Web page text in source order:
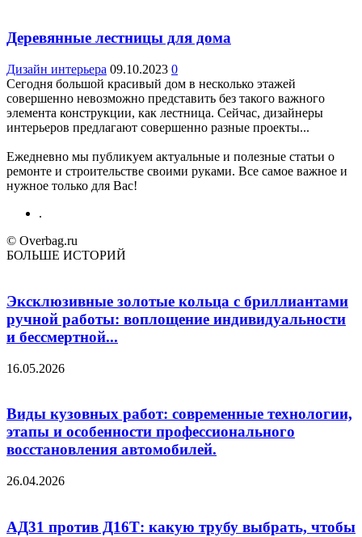
Деревянные лестницы для дома
Дизайн интерьера 09.10.2023 0
Сегодня большой красивый дом в несколько этажей
совершенно невозможно представить без такого важного
элемента конструкции, как лестница. Сейчас, дизайнеры
интерьеров предлагают совершенно разные проекты...
Ежедневно мы публикуем актуальные и полезные статьи о
ремонте и строительстве своими руками. Все самое важное и
нужное только для Вас!
.
© Overbag.ru
БОЛЬШЕ ИСТОРИЙ
Эксклюзивные золотые кольца с бриллиантами
ручной работы: воплощение индивидуальности
и бессмертной...
16.05.2026
Виды кузовных работ: современные технологии,
этапы и особенности профессионального
восстановления автомобилей.
26.04.2026
АД31 против Д16Т: какую трубу выбрать, чтобы